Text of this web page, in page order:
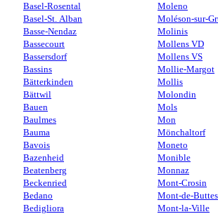
Basel-Rosental
Basel-St. Alban
Basse-Nendaz
Bassecourt
Bassersdorf
Bassins
Bätterkinden
Bättwil
Bauen
Baulmes
Bauma
Bavois
Bazenheid
Beatenberg
Beckenried
Bedano
Bedigliora
Moleno
Moléson-sur-
Molinis
Mollens VD
Mollens VS
Mollie-Margot
Mollis
Molondin
Mols
Mon
Mönchaltorf
Moneto
Monible
Monnaz
Mont-Crosin
Mont-de-Buttes
Mont-la-Ville